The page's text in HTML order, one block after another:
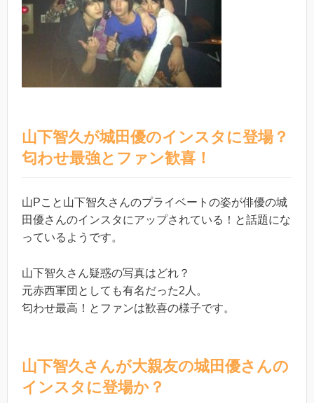
山下智久が城田優のインスタに登場？
匂わせ最強とファン歓喜！
山Pこと山下智久さんのプライベートの姿が俳優の城
田優さんのインスタにアップされている！と話題にな
っているようです。
山下智久さん疑惑の写真はどれ？
元赤西軍団としても有名だった2人。
匂わせ最高！とファンは歓喜の様子です。
山下智久さんが大親友の城田優さんの
インスタに登場か？